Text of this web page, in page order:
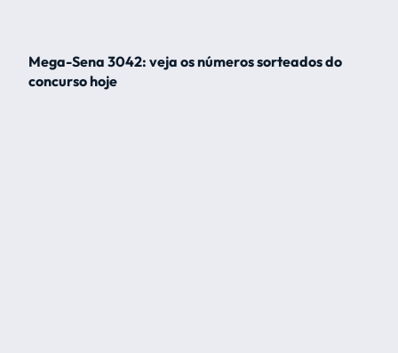
Mega-Sena 3042: veja os números sorteados do
concurso hoje